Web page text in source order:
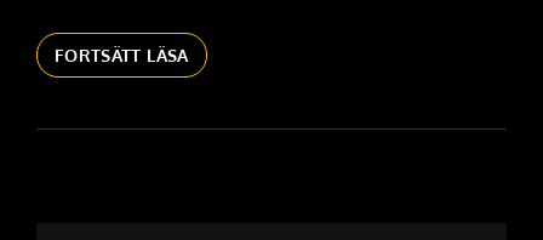
FORTSÄTT LÄSATORSDAG
28/3
ETHAN